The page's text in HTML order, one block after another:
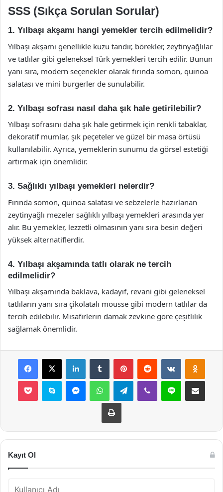
SSS (Sıkça Sorulan Sorular)
1. Yılbaşı akşamı hangi yemekler tercih edilmelidir?
Yılbaşı akşamı genellikle kuzu tandır, börekler, zeytinyağlılar
ve tatlılar gibi geleneksel Türk yemekleri tercih edilir. Bunun
yanı sıra, modern seçenekler olarak fırında somon, quinoa
salatası ve mini burgerler de sunulabilir.
2. Yılbaşı sofrası nasıl daha şık hale getirilebilir?
Yılbaşı sofrasını daha şık hale getirmek için renkli tabaklar,
dekoratif mumlar, şık peçeteler ve güzel bir masa örtüsü
kullanılabilir. Ayrıca, yemeklerin sunumu da görsel estetiği
artırmak için önemlidir.
3. Sağlıklı yılbaşı yemekleri nelerdir?
Fırında somon, quinoa salatası ve sebzelerle hazırlanan
zeytinyağlı mezeler sağlıklı yılbaşı yemekleri arasında yer
alır. Bu yemekler, lezzetli olmasının yanı sıra besin değeri
yüksek alternatiflerdir.
4. Yılbaşı akşamında tatlı olarak ne tercih
edilmelidir?
Yılbaşı akşamında baklava, kadayıf, revani gibi geleneksel
tatlıların yanı sıra çikolatalı mousse gibi modern tatlılar da
tercih edilebilir. Misafirlerin damak zevkine göre çeşitlilik
sağlamak önemlidir.
Facebook
X LinkedInTumblr PinterestReddit VKontakte
Pocket Skype MessengerWhatsAppTelegramViber Line E-Posta ile
Yazdır
Kayıt Ol